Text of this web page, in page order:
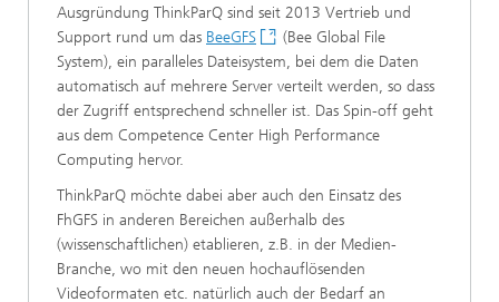
Ausgründung ThinkParQ sind seit 2013 Vertrieb und
Support rund um das BeeGFS
(Bee Global File
System), ein paralleles Dateisystem, bei dem die Daten
automatisch auf mehrere Server verteilt werden, so dass
der Zugriff entsprechend schneller ist. Das Spin-off geht
aus dem Competence Center High Performance
Computing hervor.
ThinkParQ möchte dabei aber auch den Einsatz des
FhGFS in anderen Bereichen außerhalb des
(wissenschaftlichen) etablieren, z.B. in der Medien-
Branche, wo mit den neuen hochauflösenden
Videoformaten etc. natürlich auch der Bedarf an